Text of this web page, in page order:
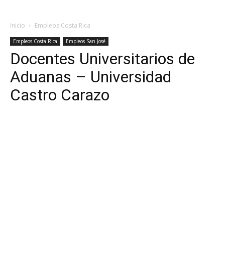
Inicio Empleos Costa Rica
Empleos Costa Rica Empleos San José
Docentes Universitarios de
Aduanas – Universidad
Castro Carazo